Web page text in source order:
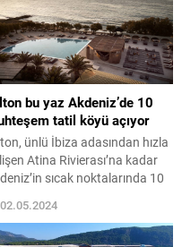
bu yaz Akdeniz’de 10
tatil köyü açıyor
ünlü İbiza adasından hızla
Atina Rivierası’na kadar
sıcak noktalarında 10
köyü açacak Yaz mevsimi
yaklaşırken, pek çok
en güzel ilham için
02.05.2024